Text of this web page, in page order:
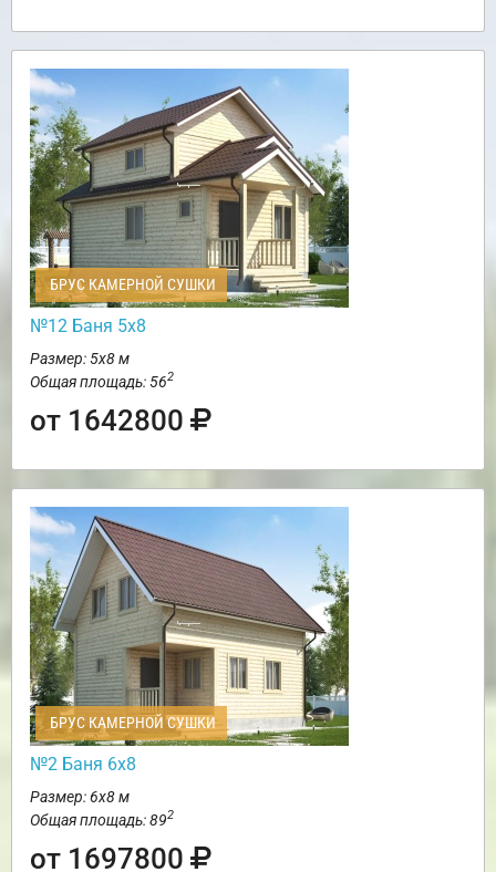
БРУС КАМЕРНОЙ СУШКИ
№12 Баня 5х8
Размер: 5х8 м
Общая площадь: 562
от 1642800
БРУС КАМЕРНОЙ СУШКИ
№2 Баня 6х8
Размер: 6х8 м
Общая площадь: 892
от 1697800